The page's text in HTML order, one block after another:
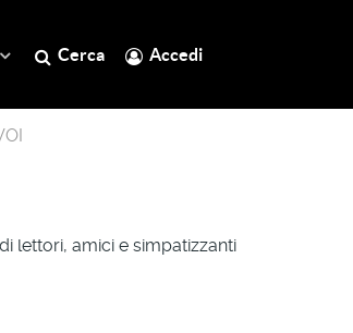
Cerca Accedi
lettori, amici e simpatizzanti